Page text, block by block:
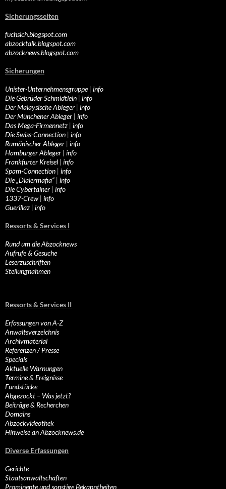
Sicherungsseiten
fuchsich.blogspot.com
abzocktalk.blogspot.com
abzocknews.blogspot.com
Sicherungen
Unister-Unternehmensgruppe| info
Die Gebrüder Schmidtlein | info
Der Malaysische Ableger | info
Der Münchener Ableger | info
Das Mega-Firmennetz | info
Die Swiss-Connection | info
Rumänischer Ableger | info
Hamburger Ableger | info
Frankfurter Kreisel | info
Spam-Connection | info
Die „Dialermafia“ | info
Die Cybertainer | info
1337-Crew | info
Guerillaz | info
Ressorts & Services I
Rund um die Abzocknews
Aufrufe & Gesuche
Leserzuschriften
Stellungnahmen
Ressorts & Services II
Erfassungen von A-Z
Anwaltsverzeichnis
Archivmaterial
Referenzen / Presse
Specials
Aktuelle Warnungen
Termine & Ereignisse
Fundstücke
Abgezockt – Was jetzt?
Beiträge & Recherchen
Domains
Abzockvideothek
Hinweise an Abzocknews.de
Diverse Erfassungen
Gerichte
Staatsanwaltschaften
Prominente und sonstige Bekanntheiten